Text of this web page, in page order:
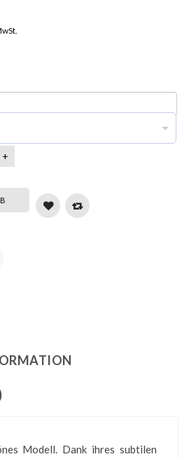
Modell. Dank ihres subtilen